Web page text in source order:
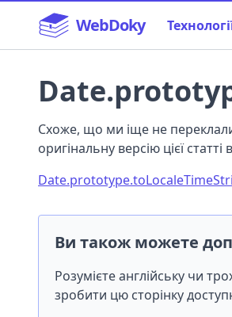
WebDoky
Схоже, що ми іще не
оригінальну версію цієї статті
Ви також можете
Розумієте англійську чи
зробити цю сторінку